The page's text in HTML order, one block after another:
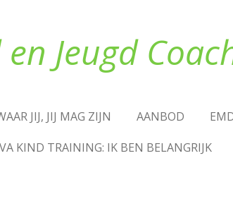
Jeugd
JIJ, JIJ MAG ZIJN AANBOD
KIND TRAINING: IK BEN BELANGRIJK